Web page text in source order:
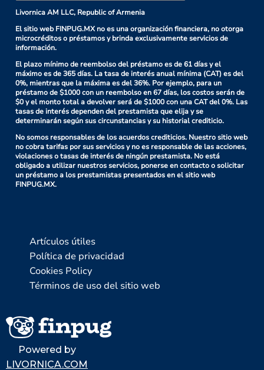
Livornica AM LLC, Republic of Armenia
El sitio web FINPUG.MX no es una organización financiera, no otorga
microcréditos o préstamos y brinda exclusivamente servicios de
información.
El plazo mínimo de reembolso del préstamo es de 61 días y el
máximo es de 365 días. La tasa de interés anual mínima (CAT) es del
0%, mientras que la máxima es del 36%. Por ejemplo, para un
préstamo de $1000 con un reembolso en 67 días, los costos serán de
$0 y el monto total a devolver será de $1000 con una CAT del 0%. Las
tasas de interés dependen del prestamista que elija y se
determinarán según sus circunstancias y su historial crediticio.
No somos responsables de los acuerdos crediticios. Nuestro sitio web
no cobra tarifas por sus servicios y no es responsable de las acciones,
violaciones o tasas de interés de ningún prestamista. No está
obligado a utilizar nuestros servicios, ponerse en contacto o solicitar
un préstamo a los prestamistas presentados en el sitio web
FINPUG.MX.
Artículos útiles
Política de privacidad
Cookies Policy
Términos de uso del sitio web
Powered by
LIVORNICA.COM